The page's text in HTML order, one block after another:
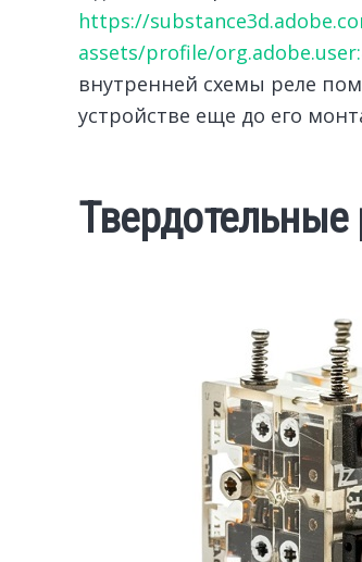
https://
assets/profile/
внутренней схемы реле
устройстве еще до его
Твердотельные